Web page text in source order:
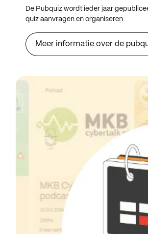
De Pubquiz wordt ieder jaar
quiz aanvragen en organiseren
Meer informatie over de